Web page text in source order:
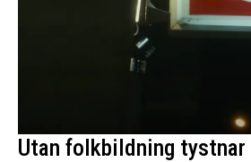
Utan folkbildning tystnar